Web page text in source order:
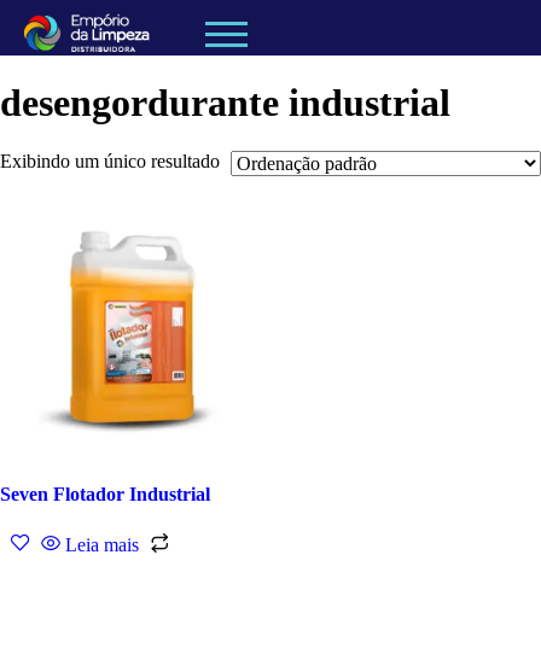
desengordurante industrial
Exibindo um único resultado
Seven Flotador Industrial
Leia mais